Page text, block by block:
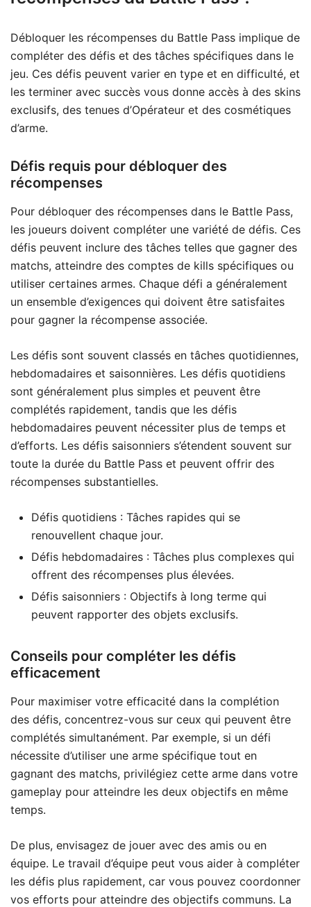
Débloquer les récompenses du Battle Pass implique de
compléter des défis et des tâches spécifiques dans le
jeu. Ces défis peuvent varier en type et en difficulté, et
les terminer avec succès vous donne accès à des skins
exclusifs, des tenues d’Opérateur et des cosmétiques
d’arme.
Défis requis pour débloquer des
récompenses
Pour débloquer des récompenses dans le Battle Pass,
les joueurs doivent compléter une variété de défis. Ces
défis peuvent inclure des tâches telles que gagner des
matchs, atteindre des comptes de kills spécifiques ou
utiliser certaines armes. Chaque défi a généralement
un ensemble d’exigences qui doivent être satisfaites
pour gagner la récompense associée.
Les défis sont souvent classés en tâches quotidiennes,
hebdomadaires et saisonnières. Les défis quotidiens
sont généralement plus simples et peuvent être
complétés rapidement, tandis que les défis
hebdomadaires peuvent nécessiter plus de temps et
d’efforts. Les défis saisonniers s’étendent souvent sur
toute la durée du Battle Pass et peuvent offrir des
récompenses substantielles.
Défis quotidiens : Tâches rapides qui se
renouvellent chaque jour.
Défis hebdomadaires : Tâches plus complexes qui
offrent des récompenses plus élevées.
Défis saisonniers : Objectifs à long terme qui
peuvent rapporter des objets exclusifs.
Conseils pour compléter les défis
efficacement
Pour maximiser votre efficacité dans la complétion
des défis, concentrez-vous sur ceux qui peuvent être
complétés simultanément. Par exemple, si un défi
nécessite d’utiliser une arme spécifique tout en
gagnant des matchs, privilégiez cette arme dans votre
gameplay pour atteindre les deux objectifs en même
temps.
De plus, envisagez de jouer avec des amis ou en
équipe. Le travail d’équipe peut vous aider à compléter
les défis plus rapidement, car vous pouvez coordonner
vos efforts pour atteindre des objectifs communs. La